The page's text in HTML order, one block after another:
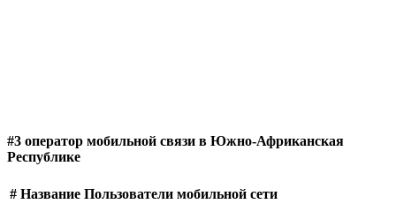
#3 оператор мобильной связи в Южно-Африканская
Республике
# Название Пользователи мобильной сети